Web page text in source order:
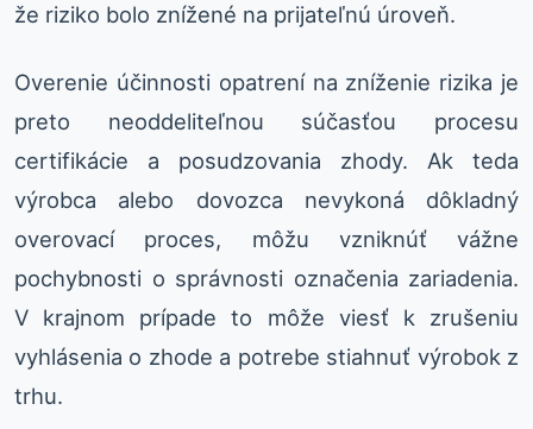
že riziko bolo znížené na prijateľnú úroveň.
Overenie účinnosti opatrení na zníženie rizika je
preto neoddeliteľnou súčasťou procesu
certifikácie a posudzovania zhody. Ak teda
výrobca alebo dovozca nevykoná dôkladný
overovací proces, môžu vzniknúť vážne
pochybnosti o správnosti označenia zariadenia.
V krajnom prípade to môže viesť k zrušeniu
vyhlásenia o zhode a potrebe stiahnuť výrobok z
trhu.